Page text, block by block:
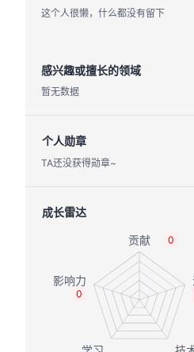
这个人很懒，什么都没有留下
感兴趣或擅长的领域
暂无数据
个人勋章
TA还没获得勋章~
成长雷达
0
0